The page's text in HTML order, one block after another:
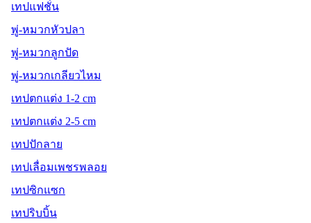
เทปแฟชั่น
พู่-หมวกหัวปลา
พู่-หมวกลูกปัด
พู่-หมวกเกลียวไหม
เทปตกแต่ง 1-2 cm
เทปตกแต่ง 2-5 cm
เทปปักลาย
เทปเลื่อมเพชรพลอย
เทปซิกแซก
เทปริบบิ้น